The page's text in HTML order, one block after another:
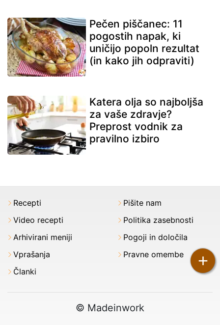
Pečen piščanec: 11
pogostih napak, ki
uničijo popoln rezultat
(in kako jih odpraviti)
Katera olja so najboljša
za vaše zdravje?
Preprost vodnik za
pravilno izbiro
+
Recepti
Video recepti
Arhivirani meniji
Vprašanja
Članki
Pišite nam
Politika zasebnosti
Pogoji in določila
Pravne omembe
© Madeinwork